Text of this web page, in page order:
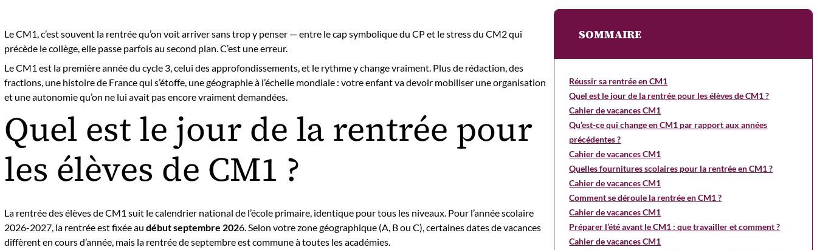
Le CM1, c’est souvent la rentrée qu’on voit arriver sans trop y penser — entre le cap symbolique du CP et le stress du CM2 qui
précède le collège, elle passe parfois au second plan. C’est une erreur.
Le CM1 est la première année du cycle 3, celui des approfondissements, et le rythme y change vraiment. Plus de rédaction, des
fractions, une histoire de France qui s’étoffe, une géographie à l’échelle mondiale : votre enfant va devoir mobiliser une organisation
et une autonomie qu’on ne lui avait pas encore vraiment demandées.
Quel est le jour de la rentrée pour
les élèves de CM1 ?
La rentrée des élèves de CM1 suit le calendrier national de l’école primaire, identique pour tous les niveaux. Pour l’année scolaire
2026-2027, la rentrée est fixée au début septembre 2026. Selon votre zone géographique (A, B ou C), certaines dates de vacances
diffèrent en cours d’année, mais la rentrée de septembre est commune à toutes les académies.
SOMMAIRE
Réussir sa rentrée en CM1
Quel est le jour de la rentrée pour les élèves de CM1 ?
Cahier de vacances CM1
Qu’est-ce qui change en CM1 par rapport aux années
précédentes ?
Cahier de vacances CM1
Quelles fournitures scolaires pour la rentrée en CM1 ?
Cahier de vacances CM1
Comment se déroule la rentrée en CM1 ?
Cahier de vacances CM1
Préparer l’été avant le CM1 : que travailler et comment ?
Cahier de vacances CM1